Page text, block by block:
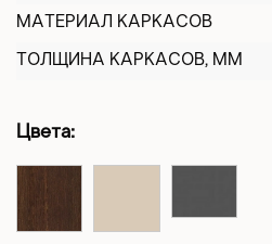
МАТЕРИАЛ КАРКАСОВ
ТОЛЩИНА КАРКАСОВ, ММ
Цвета: